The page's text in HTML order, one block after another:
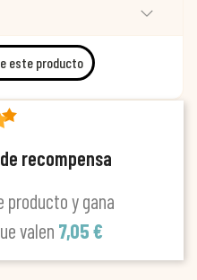
este producto
recompensa
producto y gana
valen 7,05 €